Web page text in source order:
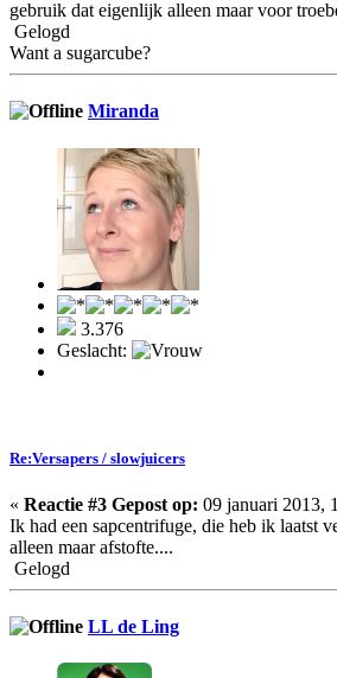
gebruik dat eigenlijk alleen maar voor
Gelogd
Want a sugarcube?
Miranda
3.376
Geslacht:
Re:Versapers / slowjuicers
« Reactie #3 Gepost op: 09 januari 2013,
Ik had een sapcentrifuge, die heb ik laatst
alleen maar afstofte....
Gelogd
LL de Ling